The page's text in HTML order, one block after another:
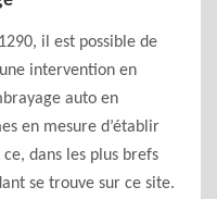
il est possible de
intervention en
auto en
en mesure d’établir
dans les plus brefs
se trouve sur ce site.